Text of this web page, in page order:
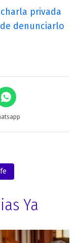
privada
denunciarlo
Ya